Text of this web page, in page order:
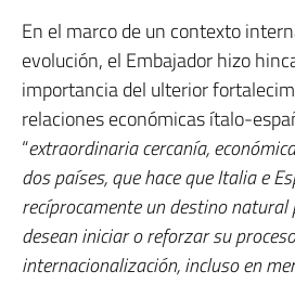
En el marco de un contexto
evolución, el Embajador hizo
importancia del ulterior
relaciones económicas ítalo-
“extraordinaria cercanía,
dos países, que hace que Italia e
recíprocamente un destino
desean iniciar o reforzar su
internacionalización, incluso en